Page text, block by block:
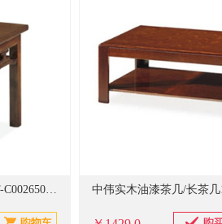
中伟实木油漆茶几/贵宾茶几BT-C002650*450*430mm(计价单位：个)